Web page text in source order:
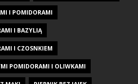
I POMIDORAMI
I BAZYLIĄ
I CZOSNKIEM
POMIDORAMI I OLIWKAMI